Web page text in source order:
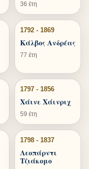
36 έτη
1792 - 1869
Κάλβος Ανδρέας
77 έτη
1797 - 1856
Χάινε Χάινριχ
59 έτη
1798 - 1837
Λεοπάρντι
Τζιάκομο